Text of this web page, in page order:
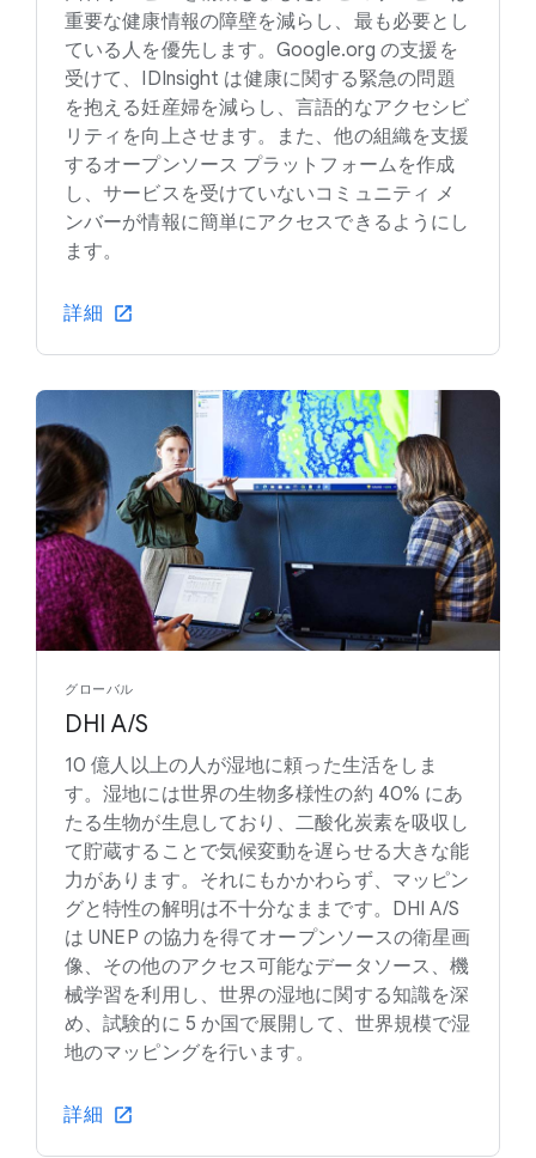
重要な健康情報の障壁を減らし、最も必要とし
ている人を優先します。Google.org の支援を
受けて、IDInsight は健康に関する緊急の問題
を抱える妊産婦を減らし、言語的なアクセシビ
リティを向上させます。また、他の組織を支援
するオープンソース プラットフォームを作成
し、サービスを受けていないコミュニティ メ
ンバーが情報に簡単にアクセスできるようにし
ます。
詳細
グローバル
DHI A/S
10 億人以上の人が湿地に頼った生活をしま
す。湿地には世界の生物多様性の約 40% にあ
たる生物が生息しており、二酸化炭素を吸収し
て貯蔵することで気候変動を遅らせる大きな能
力があります。それにもかかわらず、マッピン
グと特性の解明は不十分なままです。DHI A/S
は UNEP の協力を得てオープンソースの衛星画
像、その他のアクセス可能なデータソース、機
械学習を利用し、世界の湿地に関する知識を深
め、試験的に 5 か国で展開して、世界規模で湿
地のマッピングを行います。
詳細